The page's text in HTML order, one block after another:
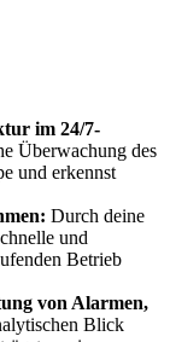
im 24/7-
Überwachung des
und erkennst
Durch deine
und
Betrieb
von Alarmen,
Blick